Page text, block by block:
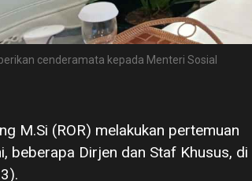
cenderamata kepada Menteri Sosial
M.Si (ROR) melakukan pertemuan
beberapa Dirjen dan Staf Khusus, di